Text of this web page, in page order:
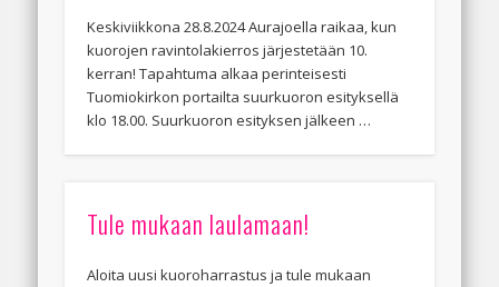
Keskiviikkona 28.8.2024 Aurajoella raikaa, kun
kuorojen ravintolakierros järjestetään 10.
kerran! Tapahtuma alkaa perinteisesti
Tuomiokirkon portailta suurkuoron esityksellä
klo 18.00. Suurkuoron esityksen jälkeen …
Tule mukaan laulamaan!
Aloita uusi kuoroharrastus ja tule mukaan